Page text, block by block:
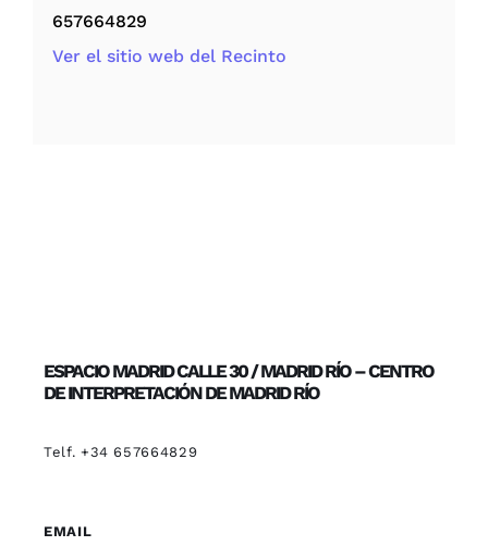
657664829
Ver el sitio web del Recinto
ESPACIO MADRID CALLE 30 / MADRID RÍO – CENTRO
DE INTERPRETACIÓN DE MADRID RÍO
Telf. +34 657664829
EMAIL